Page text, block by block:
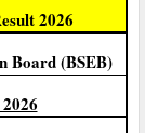
2026
Board (BSEB)